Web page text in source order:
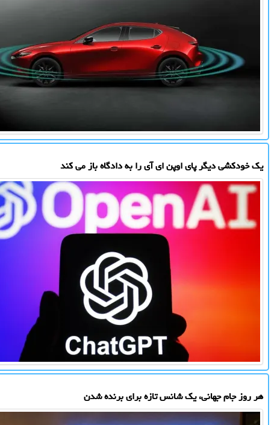
یک خودکشی دیگر پای اوپن ای آی را به دادگاه باز می کند
هر روز جام جهانی، یک شانس تازه برای برنده شدن